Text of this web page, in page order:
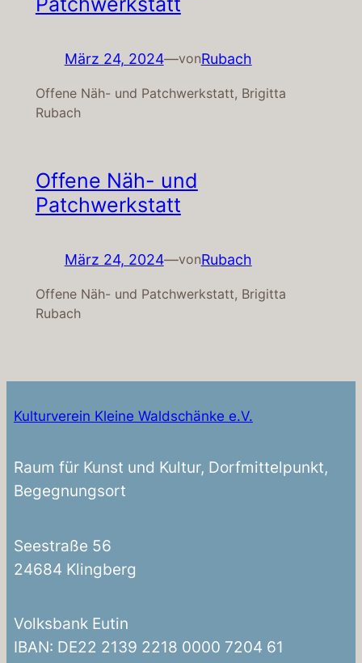
März 24, 2024—vonRubach
Offene Näh- und Patchwerkstatt, Brigitta
Rubach
Offene Näh- und
Patchwerkstatt
März 24, 2024—vonRubach
Offene Näh- und Patchwerkstatt, Brigitta
Rubach
Kulturverein Kleine Waldschänke e.V.
Raum für Kunst und Kultur, Dorfmittelpunkt,
Begegnungsort
Seestraße 56
24684 Klingberg
Volksbank Eutin
IBAN: DE22 2139 2218 0000 7204 61